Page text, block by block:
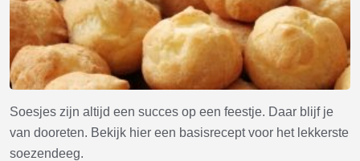
Soesjes zijn altijd een succes op een feestje. Daar blijf je
van dooreten. Bekijk hier een basisrecept voor het lekkerste
soezendeeg.